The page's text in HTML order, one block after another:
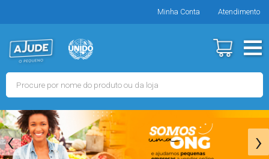
Minha Conta Atendimento
‹ ›